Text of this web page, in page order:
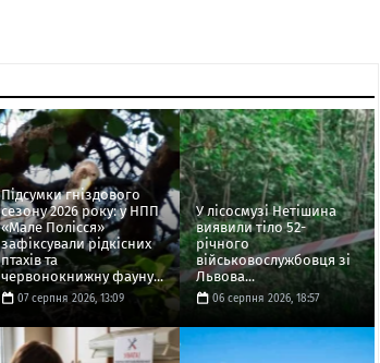
Підсумки гніздового
сезону 2026 року: у НПП
«Мале Полісся»
зафіксували рідкісних
птахів та
червонокнижну фауну...
07 серпня 2026, 13:09
У лісосмузі Нетішина
виявили тіло 52-
річного
військовослужбовця зі
Львова...
06 серпня 2026, 18:57